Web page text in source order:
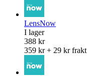
LensNow
I lager
388 kr
359 kr + 29 kr frakt